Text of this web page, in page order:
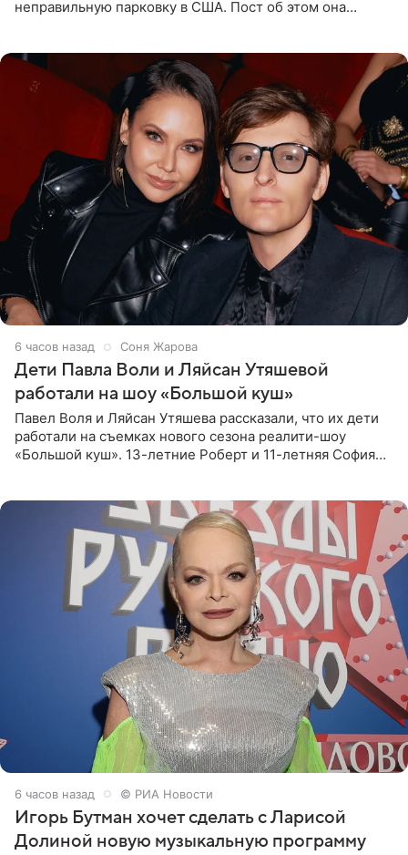
неправильную парковку в США. Пост об этом она
6 часов назад Соня Жарова
Дети Павла Воли и Ляйсан Утяшевой
работали на шоу «Большой куш»
Павел Воля и Ляйсан Утяшева рассказали, что их дети
работали на съемках нового сезона реалити-шоу
«Большой куш». 13-летние Роберт и 11-летняя София
6 часов назад © РИА Новости
Игорь Бутман хочет сделать с Ларисой
Долиной новую музыкальную программу